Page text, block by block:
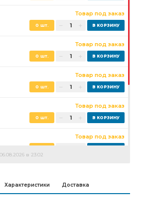
Товар под заказ
0 шт.
Товар под заказ
0 шт.
Товар под заказ
0 шт.
Товар под заказ
0 шт.
Товар под заказ
в 23:02
Характеристики Доставка